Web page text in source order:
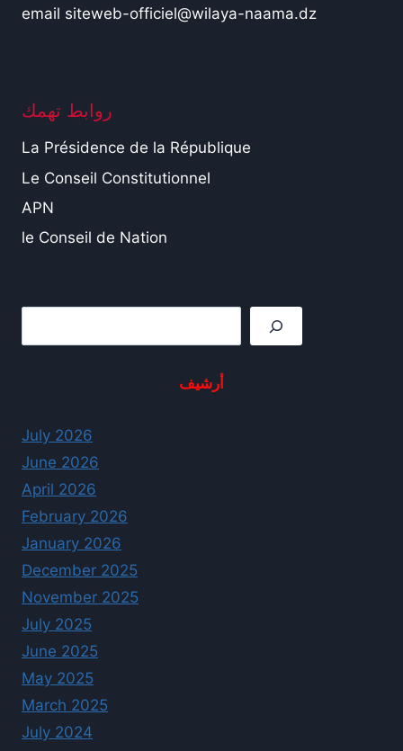
email siteweb-officiel@wilaya-naama.dz
روابط تهمك
La Présidence de la République
Le Conseil Constitutionnel
APN
le Conseil de Nation
أرشيف
July 2026
June 2026
April 2026
February 2026
January 2026
December 2025
November 2025
July 2025
June 2025
May 2025
March 2025
July 2024